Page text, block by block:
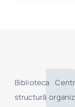
Biblioteca
structură